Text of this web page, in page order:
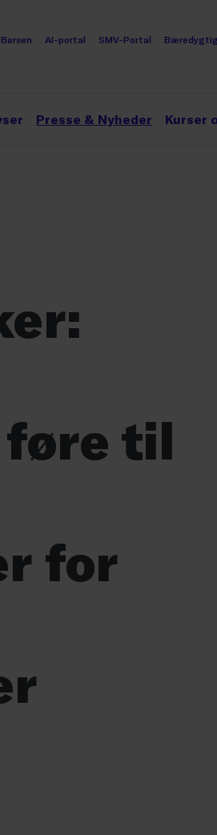
AI-portal SMV-Portal
Presse & Nyheder Kurser
føre til
for